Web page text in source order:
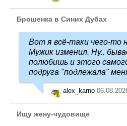
Брошенка в Синих Дубах
Вот я всё-таки чего-то
Мужик изменил. Ну..
полюбишь и этого
подруга "подлежала"
alex_karno
Ищу жену-чудовище